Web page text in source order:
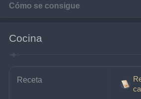
Cómo se consigue
Cocina
Receta